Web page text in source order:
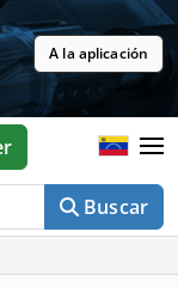
A la aplicación
Buscar